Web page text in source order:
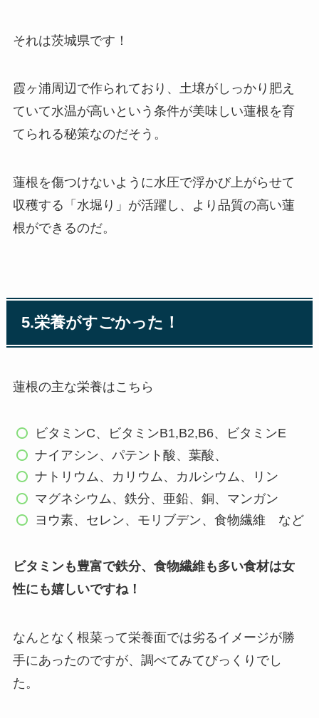
それは茨城県です！
霞ヶ浦周辺で作られており、土壌がしっかり肥え
ていて水温が高いという条件が美味しい蓮根を育
てられる秘策なのだそう。
蓮根を傷つけないように水圧で浮かび上がらせて
収穫する「水堀り」が活躍し、より品質の高い蓮
根ができるのだ。
5.栄養がすごかった！
蓮根の主な栄養はこちら
ビタミンC、ビタミンB1,B2,B6、ビタミンE
ナイアシン、パテント酸、葉酸、
ナトリウム、カリウム、カルシウム、リン
マグネシウム、鉄分、亜鉛、銅、マンガン
ヨウ素、セレン、モリブデン、食物繊維 など
ビタミンも豊富で鉄分、食物繊維も多い食材は女
性にも嬉しいですね！
なんとなく根菜って栄養面では劣るイメージが勝
手にあったのですが、調べてみてびっくりでし
た。